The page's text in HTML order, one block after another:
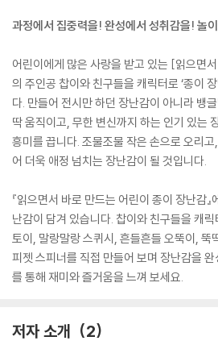
과정에서 집중력을! 완성에서 성취감을! 놀
어린이에게 많은 사랑을 받고 있는 [읽으면
의 주인공 찹이와 친구들을 캐릭터로 ‘종이
다. 만들어 전시만 하던 장난감이 아니라 뱅
딱 움직이고, 무한 변신까지 하는 인기 있는
흥미를 끕니다. 조물조물 작은 손으로 오리
어 더욱 애정 넘치는 장난감이 될 것입니다.
『읽으면서 바로 만드는 어린이 종이 장난감
난감이 담겨 있습니다. 찹이와 친구들을 캐
토이, 말랑말랑 스퀴시, 흔들흔들 오뚝이, 뚝
피젯 스피너를 직접 만들어 보며 장난감을
를 통해 재미와 즐거움을 느껴 보세요.
저자 소개 2